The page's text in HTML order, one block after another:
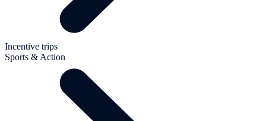
Incentive trips
Sports & Action